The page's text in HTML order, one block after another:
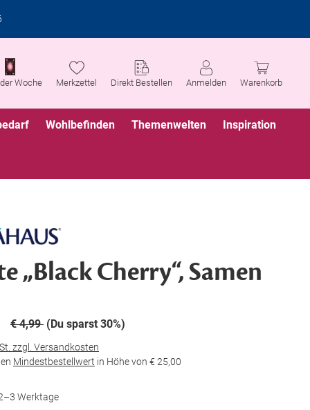
Woche Merkzettel Direkt Bestellen Anmelden Warenkorb
Wohlbefinden Themenwelten Inspiration
„Black Cherry“, Samen
€ 4,99 (Du sparst 30%)
zzgl. Versandkosten
Mindestbestellwert in Höhe von € 25,00
Werktage